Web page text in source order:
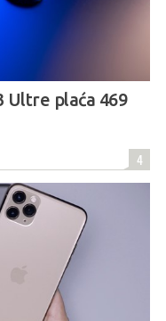
Ultre plaća 469
4